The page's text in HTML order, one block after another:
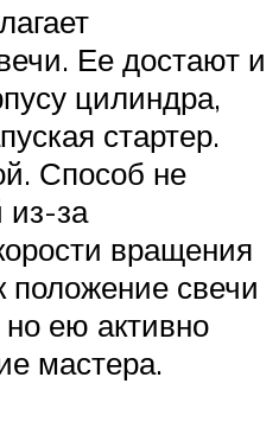
Ее достают и
цилиндра,
стартер.
Способ не
за
вращения
положение свечи
но ею активно
мастера.